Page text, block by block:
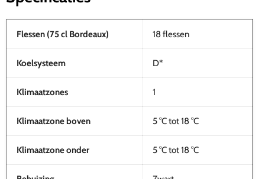
Flessen (75 cl Bordeaux) 18 flessen
Koelsysteem D*
Klimaatzones 1
Klimaatzone boven 5 °C tot 18 °C
Klimaatzone onder 5 °C tot 18 °C